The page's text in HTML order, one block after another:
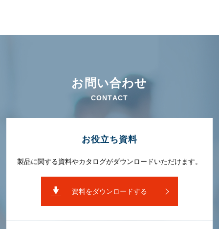
お問い合わせ
CONTACT
お役⽴ち資料
製品に関する資料やカタログがダウンロードいただけます。
資料をダウンロードする